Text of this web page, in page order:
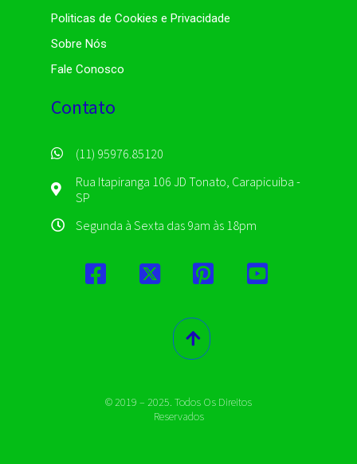
Politicas de Cookies e Privacidade
Sobre Nós
Fale Conosco
Contato
(11) 95976.85120
Rua Itapiranga 106 JD Tonato, Carapicuiba -
SP
Segunda à Sexta das 9am às 18pm
© 2019 – 2025. Todos Os Direitos
Reservados